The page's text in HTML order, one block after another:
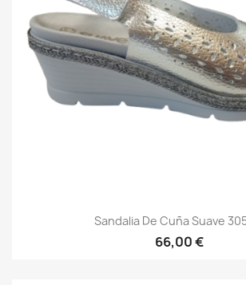
Sandalia De Cuña Suave
66,00 €